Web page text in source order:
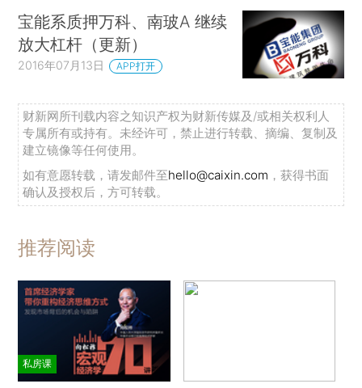
宝能系质押万科、南玻A 继续
放大杠杆（更新）
2016年07月13日 APP打开
财新网所刊载内容之知识产权为财新传媒及/或相关权利人
专属所有或持有。未经许可，禁止进行转载、摘编、复制及
建立镜像等任何使用。
如有意愿转载，请发邮件至hello@caixin.com ，获得书面
确认及授权后，方可转载。
推荐阅读
私房课